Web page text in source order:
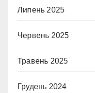
Липень 2025
Червень 2025
Травень 2025
Грудень 2024